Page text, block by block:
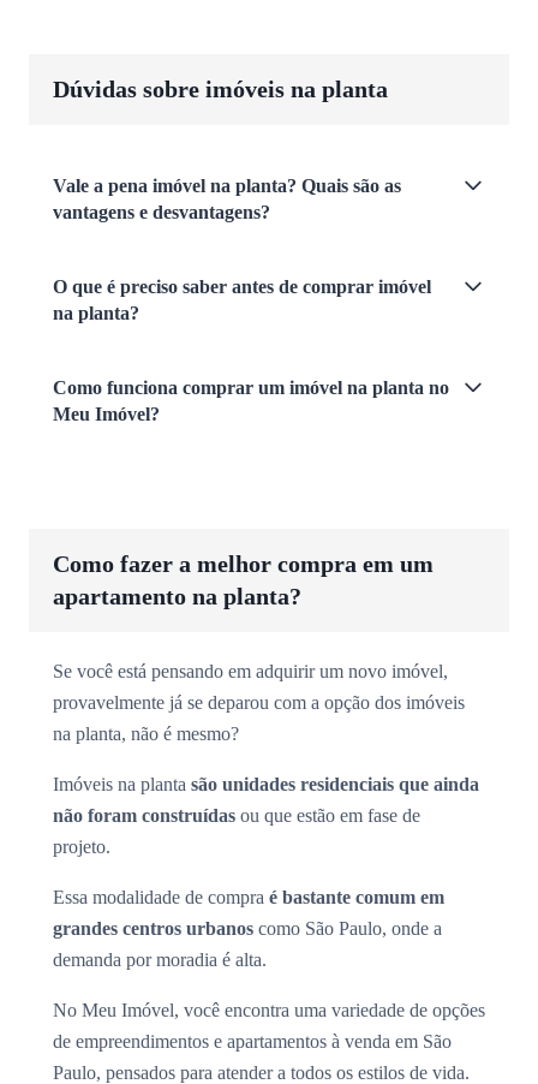
Dúvidas sobre imóveis na planta
Vale a pena imóvel na planta? Quais são as
vantagens e desvantagens?
O que é preciso saber antes de comprar imóvel
na planta?
Como funciona comprar um imóvel na planta no
Meu Imóvel?
Como fazer a melhor compra em um
apartamento na planta?
Se você está pensando em adquirir um novo imóvel,
provavelmente já se deparou com a opção dos imóveis
na planta, não é mesmo?
Imóveis na planta são unidades residenciais que ainda
não foram construídas ou que estão em fase de
projeto.
Essa modalidade de compra é bastante comum em
grandes centros urbanos como São Paulo, onde a
demanda por moradia é alta.
No Meu Imóvel, você encontra uma variedade de opções
de empreendimentos e apartamentos à venda em São
Paulo, pensados para atender a todos os estilos de vida.